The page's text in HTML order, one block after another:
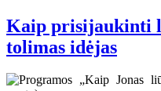
Kaip prisijaukinti
tolimas idėjas